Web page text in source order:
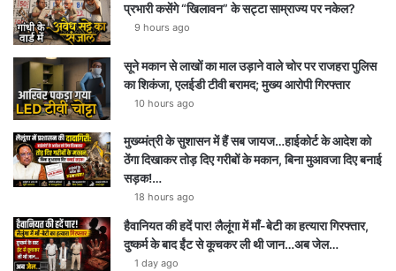
प्रभारी कसेंगे “खिलावन” के सट्टा साम्राज्य पर नकेल?
9 hours ago
सूने मकान से लाखों का माल उड़ाने वाले चोर पर राजहरा पुलिस
का शिकंजा, एलईडी टीवी बरामद; मुख्य आरोपी गिरफ्तार
10 hours ago
मुख्य्मंत्री के सुशासन में हैं सब जायज…हाईकोर्ट के आदेश को
ठेंगा दिखाकर तोड़ दिए गरीबों के मकान, बिना मुआवजा दिए बनाई
सड़क!…
18 hours ago
हैवानियत की हदें पार! लैलूंगा में माँ-बेटी का हत्यारा गिरफ्तार,
दुष्कर्म के बाद ईंट से कूचकर ली थी जान…अब जेल…
1 day ago